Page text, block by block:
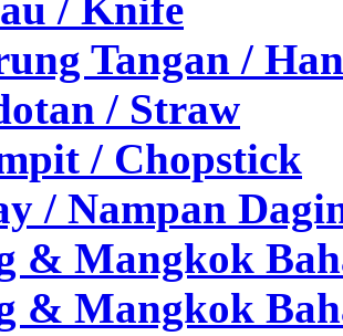
/ Knife
Tangan /
/ Straw
/ Chopstick
/ Nampan
& Mangkok
& Mangkok